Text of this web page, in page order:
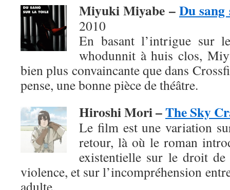
Miyuki Miyabe –Du
2010
En basant l’intrigue sur
whodunnit à huis clos,
bien plus convaincante que dans
pense, une bonne pièce de théâtre.
Hiroshi Mori –The Sky
Le film est une variation
retour, là où le roman
existentielle sur le droit
violence, et sur l’incompréhension
adulte.